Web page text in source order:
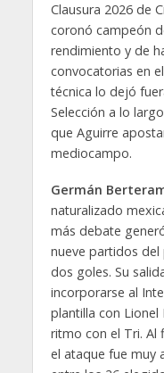
Clausura 2026 de
coronó campeón
rendimiento y de
convocatorias en
técnica lo dejó
Selección a lo
que Aguirre
mediocampo.
Germán
naturalizado
más debate
nueve partidos
dos goles. Su
incorporarse al
plantilla con
ritmo con el Tri. Al
el ataque fue muy